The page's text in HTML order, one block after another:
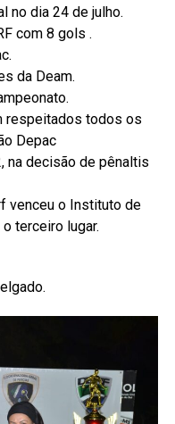
no dia 24 de julho.
com 8 gols .
da Deam.
respeitados todos os
Depac
na decisão de pênaltis
venceu o Instituto de
terceiro lugar.